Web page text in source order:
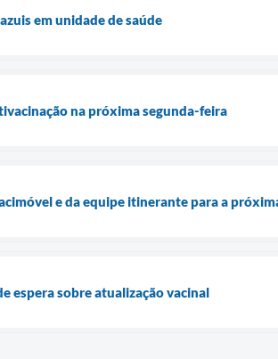
em unidade de saúde
na próxima segunda-feira
e da equipe itinerante para a
espera sobre atualização vacinal